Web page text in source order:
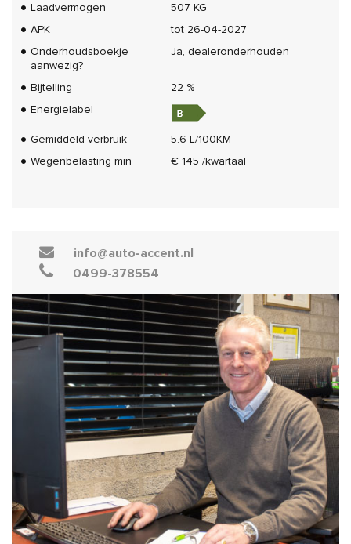
Laadvermogen
507 KG
APK
tot 26-04-2027
Onderhoudsboekje
aanwezig?
Ja, dealeronderhouden
Bijtelling
22 %
Energielabel
Gemiddeld verbruik
5.6 L/100KM
Wegenbelasting min
€ 145 /kwartaal
info@auto-accent.nl
0499-378554